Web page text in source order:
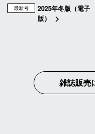
最新号
2025年冬版（電子
版）
雑誌販売